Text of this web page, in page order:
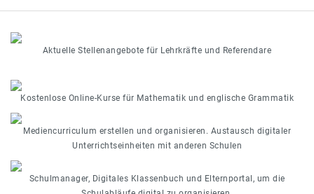
Aktuelle Stellenangebote für Lehrkräfte und Referendare
Kostenlose Online-Kurse für Mathematik und englische Grammatik
Mediencurriculum erstellen und organisieren. Austausch digitaler
Unterrichtseinheiten mit anderen Schulen
Schulmanager, Digitales Klassenbuch und Elternportal, um die